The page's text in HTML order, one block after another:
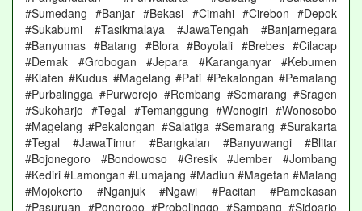
#Sumedang #Banjar #Bekasi #Cimahi #Cirebon #Depok
#Sukabumi #Tasikmalaya #JawaTengah #Banjarnegara
#Banyumas #Batang #Blora #Boyolali #Brebes #Cilacap
#Demak #Grobogan #Jepara #Karanganyar #Kebumen
#Klaten #Kudus #Magelang #Pati #Pekalongan #Pemalang
#Purbalingga #Purworejo #Rembang #Semarang #Sragen
#Sukoharjo #Tegal #Temanggung #Wonogiri #Wonosobo
#Magelang #Pekalongan #Salatiga #Semarang #Surakarta
#Tegal #JawaTimur #Bangkalan #Banyuwangi #Blitar
#Bojonegoro #Bondowoso #Gresik #Jember #Jombang
#Kediri #Lamongan #Lumajang #Madiun #Magetan #Malang
#Mojokerto #Nganjuk #Ngawi #Pacitan #Pamekasan
#Pasuruan #Ponorogo #Probolinggo #Sampang #Sidoarjo